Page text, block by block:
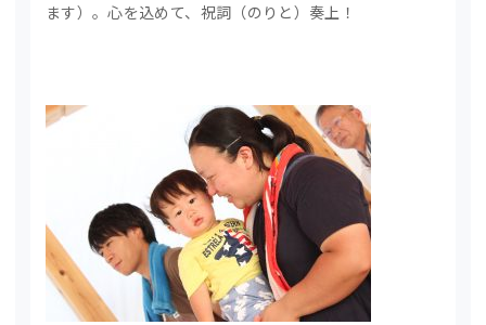
ます）。心を込めて、祝詞（のりと）奏上！